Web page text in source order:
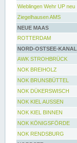
Wieblingen Wehr UP neu
Ziegelhausen AMS
NEUE MAAS
ROTTERDAM
NORD-OSTSEE-KANAL
AWK STROHBRÜCK
NOK BREIHOLZ
NOK BRUNSBÜTTEL
NOK DÜKERSWISCH
NOK KIEL AUSSEN
NOK KIEL BINNEN
NOK KÖNIGSFÖRDE
NOK RENDSBURG